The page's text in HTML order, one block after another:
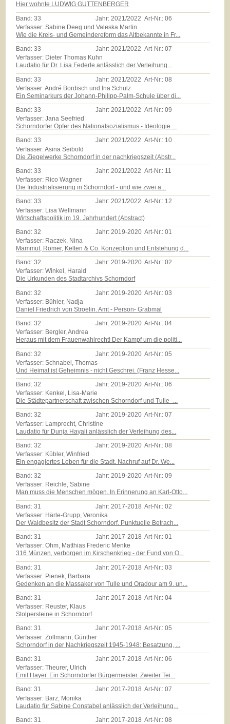
Hier wohnte LUDWIG GUTTENBERGER
Band:33 Jahr: 2021/2022 Art-Nr.:06
Verfasser: Sabine Deeg und Valeska Martin
Wie die Kreis- und Gemeindereform das Altbekannte in Fr...
Band:33 Jahr:2021/2022 Art-Nr.:07
Verfasser: Dieter Thomas Kuhn
Laudatio für Dr. Lisa Federle anlässlich der Verleihung...
Band:33 Jahr: 2021/2022 Art-Nr.:08
Verfasser: André Bordisch und Ina Schulz
Ein Seminarkurs der Johann-Philipp-Palm-Schule über di...
Band:33 Jahr:2021/2022 Art-Nr.:09
Verfasser: Jana Seefried
Schorndorfer Opfer des Nationalsozialismus - Ideologie ...
Band:33 Jahr:2021/2022 Art-Nr.: 10
Verfasser: Asina Seibold
Die Ziegelwerke Schorndorf in der nachkriegszeit (Abstr...
Band:33 Jahr:2021/2022 Art-Nr.: 11
Verfasser: Rico Wagner
Die Industrialisierung in Schorndorf - und wie zwei a...
Band:33 Jahr:2021/2022 Art-Nr.: 12
Verfasser: Lisa Wellmann
Wirtschaftspolitik im 19. Jahrhundert (Abstract)
Band:32 Jahr: 2019-2020 Art-Nr.:01
Verfasser: Raczek, Nina
Mammut, Römer, Kelten & Co. Konzeption und Entstehung d...
Band:32 Jahr:2019-2020 Art-Nr.:02
Verfasser: Winkel, Harald
Die Urkunden des Stadtarchivs Schorndorf
Band:32 Jahr: 2019-2020 Art-Nr.:03
Verfasser: Bühler, Nadja
Daniel Friedrich von Stroelin. Amt - Person- Grabmal
Band:32 Jahr:2019-2020 Art-Nr.:04
Verfasser: Bergler, Andrea
Heraus mit dem Frauenwahlrecht! Der Kampf um die politi...
Band:32 Jahr: 2019-2020 Art-Nr.:05
Verfasser: Schnabel, Thomas
Und Heimat ist Geheimnis - nicht Geschrei. (Franz Hesse...
Band:32 Jahr:2019-2020 Art-Nr.:06
Verfasser: Kenkel, Lisa-Marie
Die Städtepartnerschaft zwischen Schorndorf und Tulle -...
Band:32 Jahr:2019-2020 Art-Nr.:07
Verfasser: Lamprecht, Christine
Laudatio für Dunja Hayali anlässlich der Verleihung des...
Band:32 Jahr:2019-2020 Art-Nr.:08
Verfasser: Kübler, Winfried
Ein engagiertes Leben für die Stadt. Nachruf auf Dr. We...
Band:32 Jahr:2019-2020 Art-Nr.:09
Verfasser: Reichle, Sabine
Man muss die Menschen mögen. In Erinnerung an Karl-Otto...
Band:31 Jahr: 2017-2018 Art-Nr.:02
Verfasser: Härle-Grupp, Veronika
Der Waldbesitz der Stadt Schorndorf. Punktuelle Betrach...
Band:31 Jahr:2017-2018 Art-Nr.:01
Verfasser: Ohm, Matthias Frederic Menke
316 Münzen, verborgen im Kirschenkrieg - der Fund von O...
Band:31 Jahr: 2017-2018 Art-Nr.:03
Verfasser: Pienek, Barbara
Gedenken an die Massaker von Tulle und Oradour am 9. un...
Band:31 Jahr:2017-2018 Art-Nr.:04
Verfasser: Reuster, Klaus
Stolpersteine in Schorndorf
Band:31 Jahr:2017-2018 Art-Nr.:05
Verfasser: Zollmann, Günther
Schorndorf in der Nachkriegszeit 1945-1948: Besatzung, ...
Band:31 Jahr:2017-2018 Art-Nr.:06
Verfasser: Theurer, Ulrich
Emil Hayer. Ein Schorndorfer Bürgermeister. Zweiter Tei...
Band:31 Jahr:2017-2018 Art-Nr.:07
Verfasser: Barz, Monika
Laudatio für Sabine Constabel anlässlich der Verleihung...
Band:31 Jahr: 2017-2018 Art-Nr.:08